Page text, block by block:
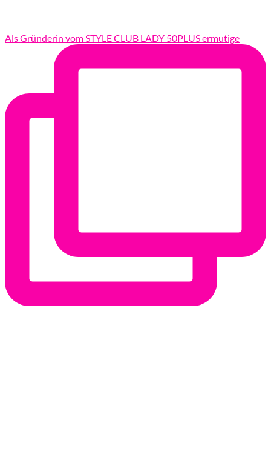
Als Gründerin vom STYLE CLUB LADY 50PLUS ermutige